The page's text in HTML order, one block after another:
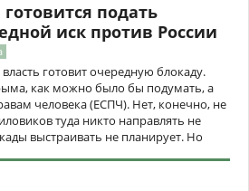
подать
иск против России
готовит очередную блокаду.
как можно было бы подумать, а
человека (ЕСПЧ). Нет, конечно, не
туда никто направлять не
выстраивать не планирует. Но